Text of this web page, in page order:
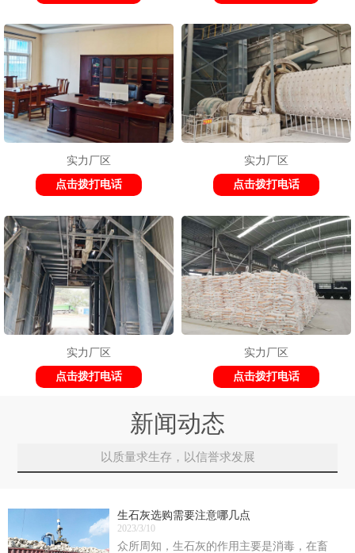
实力厂区
点击拨打电话
实力厂区
点击拨打电话
实力厂区
点击拨打电话
实力厂区
点击拨打电话
新闻动态
以质量求生存，以信誉求发展
生石灰选购需要注意哪几点
2023/3/10
众所周知，生石灰的作用主要是消毒，在畜